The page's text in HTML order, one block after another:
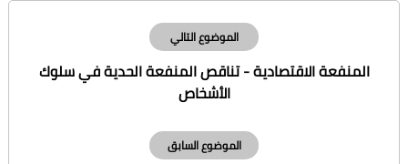
الموضوع التالي
المنفعة الاقتصادية - تناقص المنفعة الحدية في سلوك
الأشخاص
الموضوع السابق